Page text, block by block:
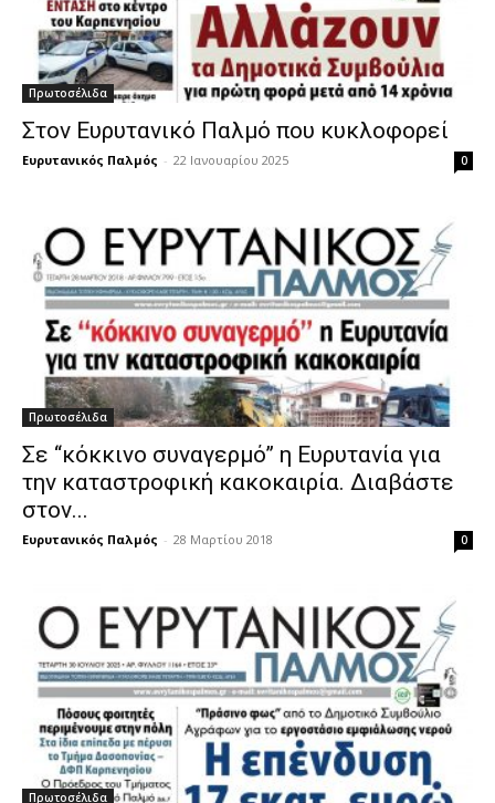
Πρωτοσέλιδα
Στον Ευρυτανικό Παλμό που κυκλοφορεί
Ευρυτανικός Παλμός - 22 Ιανουαρίου 2025 0
Πρωτοσέλιδα
Σε ‘‘κόκκινο συναγερμό’’ η Ευρυτανία για
την καταστροφική κακοκαιρία. Διαβάστε
στον...
Ευρυτανικός Παλμός - 28 Μαρτίου 2018 0
Πρωτοσέλιδα